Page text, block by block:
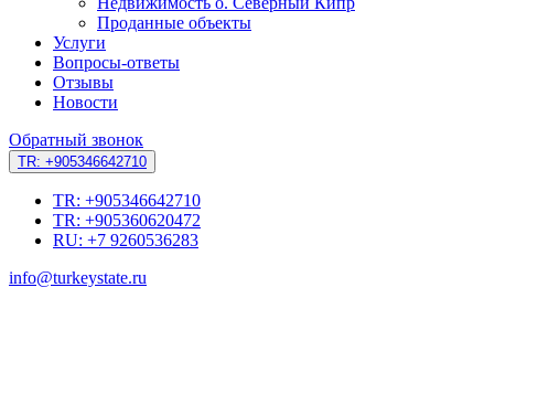
Проданные объекты
Услуги
Вопросы-ответы
Отзывы
Новости
Обратный звонок
TR: +905346642710
TR: +905346642710
TR: +905360620472
RU: +7 9260536283
info@turkeystate.ru